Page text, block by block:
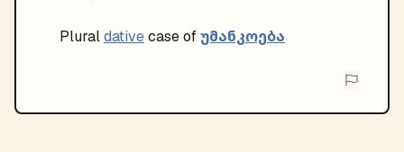
Pluraldativecase ofუმანკოება